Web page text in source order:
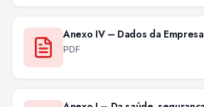
Anexo IV – Dados da Empresa
PDF